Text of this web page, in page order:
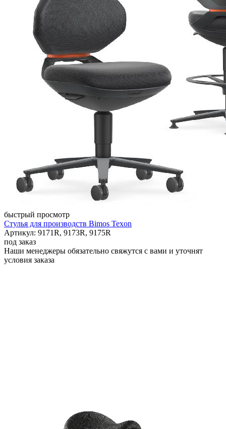
быстрый просмотр
Стулья для производств Bimos Texon
Артикул: 9171R, 9173R, 9175R
под заказ
Наши менеджеры обязательно свяжутся с вами и уточнят
условия заказа